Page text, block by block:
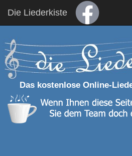
Die Liederkiste
Das kostenlose Online-